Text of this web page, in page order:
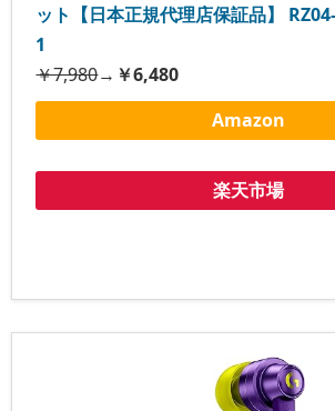
ット【日本正規代理店保証品】
1
￥7,980→ ￥6,480
Amazon
楽天市場